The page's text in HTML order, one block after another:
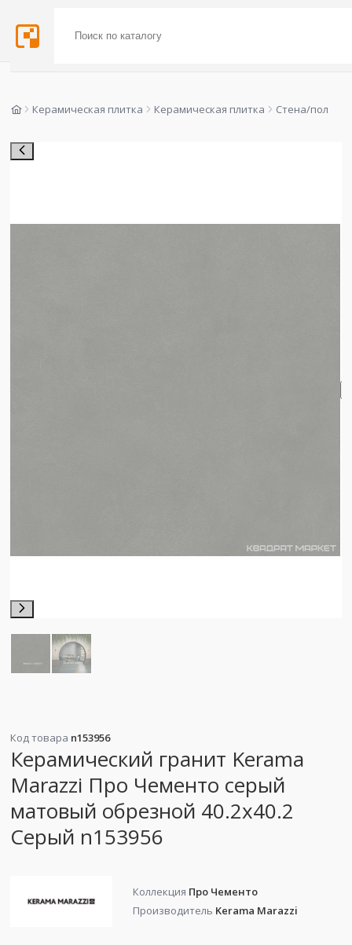
Керамическая плитка Керамическая плитка Стена/пол
Код товара n153956
Керамический гранит Kerama
Marazzi Про Чементо серый
матовый обрезной 40.2x40.2
Серый n153956
Коллекция Про Чементо
Производитель Kerama Marazzi